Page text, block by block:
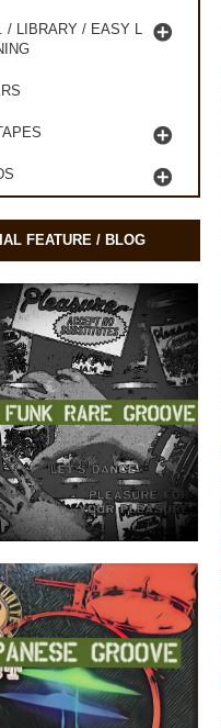
/ LIBRARY / EASY L
FEATURE / BLOG